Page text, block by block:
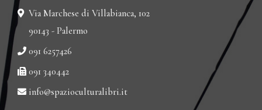
Via Marchese di Villabianca, 102
90143 - Palermo
091 6257426
091 340442
info@spazioculturalibri.it